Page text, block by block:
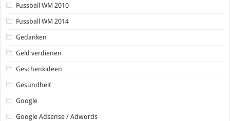
Fussball WM 2010
Fussball WM 2014
Gedanken
Geld verdienen
Geschenkideen
Gesundheit
Google
Google Adsense / Adwords